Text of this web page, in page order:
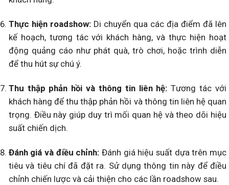
Thực hiện roadshow:Di chuyển qua các địa điểm đã lên
kế hoạch, tương tác với khách hàng, và thực hiện hoạt
động quảng cáo như phát quà, trò chơi, hoặc trình diễn
để thu hút sự chú ý.
Thu thập phản hồi và thông tin liên hệ: Tương tác với
khách hàng để thu thập phản hồi và thông tin liên hệ quan
trọng. Điều này giúp duy trì mối quan hệ và theo dõi hiệu
suất chiến dịch.
Đánh giá và điều chỉnh: Đánh giá hiệu suất dựa trên mục
tiêu và tiêu chí đã đặt ra. Sử dụng thông tin này để điều
chỉnh chiến lược và cải thiện cho các lần roadshow sau.